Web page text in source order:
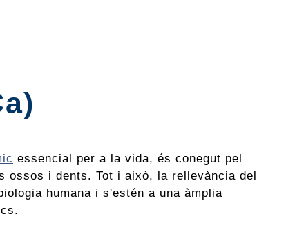
essencial per a la vida, és conegut pel
ossos i dents. Tot i això, la rellevància del
humana i s'estén a una àmplia